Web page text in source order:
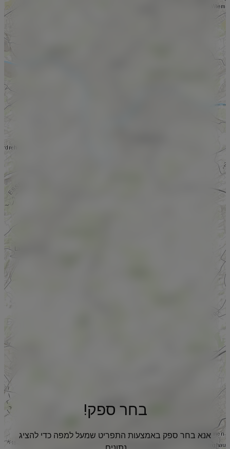
בחר ספק!
אנא בחר ספק באמצעות התפריט שמעל למפה כדי להציג